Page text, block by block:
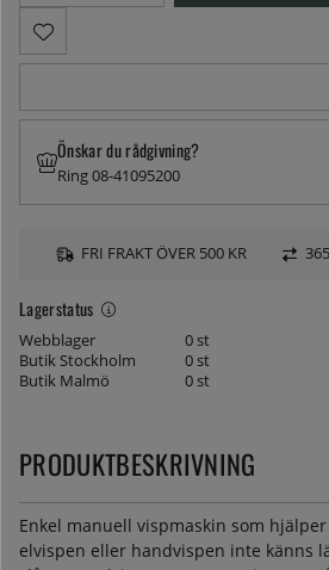
Lagerstatus
Webblager
0 st
Butik Stockholm
0 st
Butik Malmö
0 st
Önskar du rådgivning?
Ring 08-41095200
FRI FRAKT ÖVER 500 KR
PRODUKTBESKRIVNING
Enkel manuell vispmaskin som
elvispen eller handvispen inte känns